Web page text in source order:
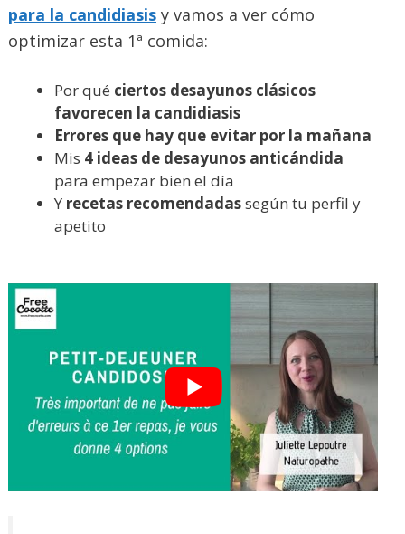
para la candidiasis y vamos a ver cómo
optimizar esta 1ª comida:
Por qué ciertos desayunos clásicos
favorecen la candidiasis
Errores que hay que evitar por la mañana
Mis 4 ideas de desayunos anticándida
para empezar bien el día
Y recetas recomendadassegún tu perfil y
apetito